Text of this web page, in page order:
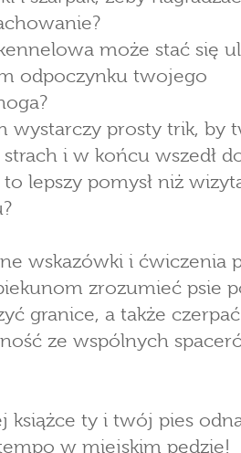
może stać się
odpoczynku twojego
wystarczy prosty trik, by
strach i w końcu wszedł
to lepszy pomysł niż
wskazówki i ćwiczenia
zrozumieć psie
granice, a także
ze wspólnych
książce ty i twój pies
w miejskim pędzie!